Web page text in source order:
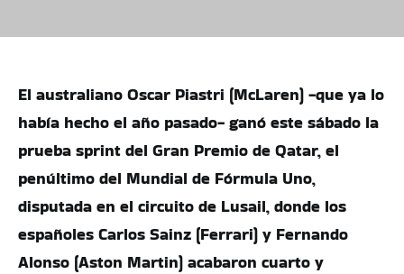
El australiano Oscar Piastri (McLaren) -que ya lo
había hecho el año pasado- ganó este sábado la
prueba sprint del Gran Premio de Qatar, el
penúltimo del Mundial de Fórmula Uno,
disputada en el circuito de Lusail, donde los
españoles Carlos Sainz (Ferrari) y Fernando
Alonso (Aston Martin) acabaron cuarto y